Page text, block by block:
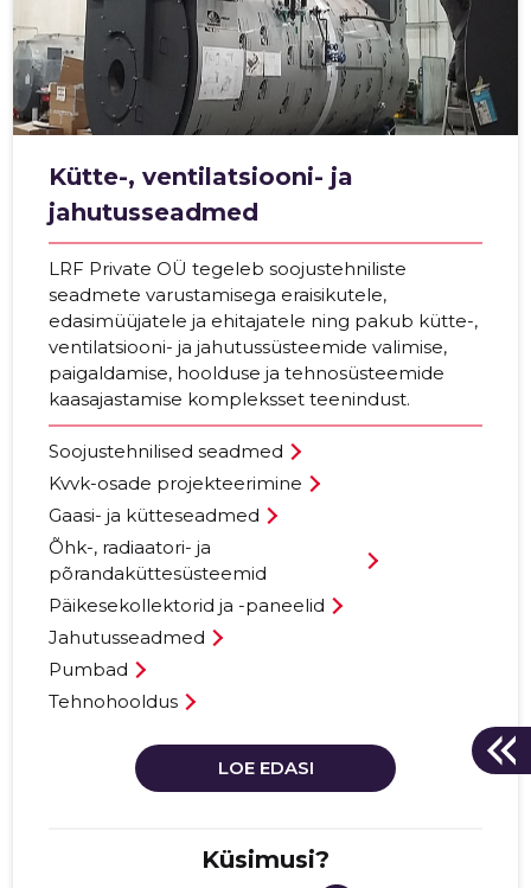
Kütte-, ventilatsiooni- ja
jahutusseadmed
LRF Private OÜ tegeleb soojustehniliste
seadmete varustamisega eraisikutele,
edasimüüjatele ja ehitajatele ning pakub kütte-,
ventilatsiooni- ja jahutussüsteemide valimise,
paigaldamise, hoolduse ja tehnosüsteemide
kaasajastamise kompleksset teenindust.
Soojustehnilised seadmed
Kvvk-osade projekteerimine
Gaasi- ja kütteseadmed
Õhk-, radiaatori- ja
põrandaküttesüsteemid
Päikesekollektorid ja -paneelid
Jahutusseadmed
Pumbad
Tehnohooldus
LOE EDASI
Küsimusi?